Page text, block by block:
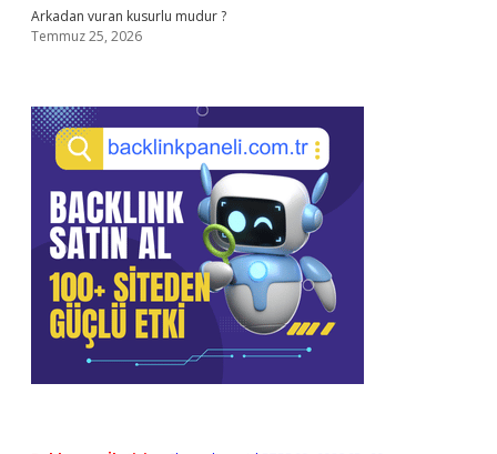
Arkadan vuran kusurlu mudur ?
Temmuz 25, 2026